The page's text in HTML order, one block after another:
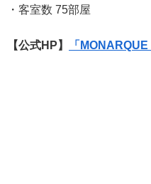
・客室数 75部屋
【公式HP】 「MONARQUE